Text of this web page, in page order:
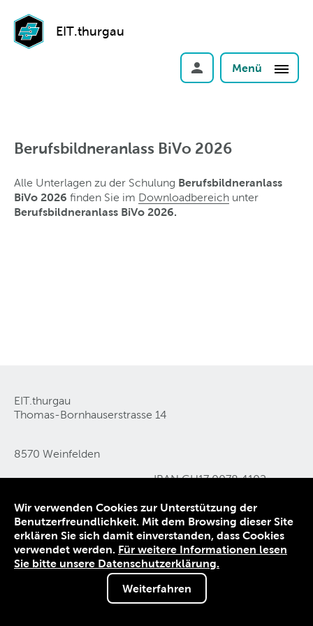
EIT.thurgau
Menü
Berufsbildneranlass BiVo 2026
Alle Unterlagen zu der Schulung Berufsbildneranlass
BiVo 2026 finden Sie im Downloadbereich unter
Berufsbildneranlass BiVo 2026.
EIT.thurgau
Thomas-Bornhauserstrasse 14
8570 Weinfelden
IBAN CH17 0078 4102
E-Mailinfo@eit-thurgau
Kontakt
Datenschutz
Impressum
© 2026 EIT.thurgau
Wir verwenden Cookies zur Unterstützung der
Benutzerfreundlichkeit. Mit dem Browsing dieser Site
erklären Sie sich damit einverstanden, dass Cookies
verwendet werden. Für weitere Informationen lesen
Sie bitte unsere Datenschutzerklärung.
Weiterfahren